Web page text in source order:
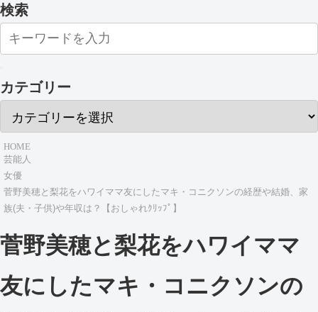
検索
カテゴリー
HOME
芸能人
女優
菅野美穂と梨花をハワイママ友にしたマキ・コニクソンの経歴や結婚、家
族(夫・子供)や年収は？【おしゃれｸﾘｯﾌﾟ】
菅野美穂と梨花をハワイママ
友にしたマキ・コニクソンの